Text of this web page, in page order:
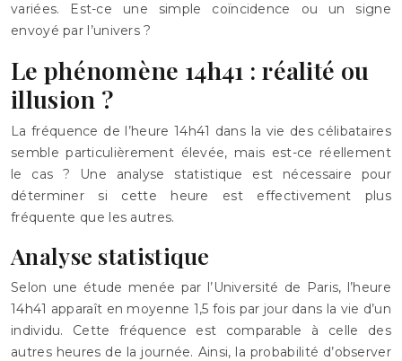
variées. Est-ce une simple coïncidence ou un signe
envoyé par l’univers ?
Le phénomène 14h41 : réalité ou
illusion ?
La fréquence de l’heure 14h41 dans la vie des célibataires
semble particulièrement élevée, mais est-ce réellement
le cas ? Une analyse statistique est nécessaire pour
déterminer si cette heure est effectivement plus
fréquente que les autres.
Analyse statistique
Selon une étude menée par l’Université de Paris, l’heure
14h41 apparaît en moyenne 1,5 fois par jour dans la vie d’un
individu. Cette fréquence est comparable à celle des
autres heures de la journée. Ainsi, la probabilité d’observer